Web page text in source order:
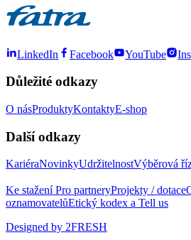
LinkedIn Facebook YouTube
Důležité odkazy
O násProduktyKontaktyE-shop
Další odkazy
KariéraNovinkyUdržitelnostVýběrová
Ke staženíPro partneryProjekty / dotace
oznamovatelůEtický kodex a Tell us
Designed by 2FRESH